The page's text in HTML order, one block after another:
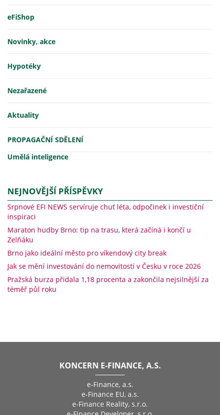
eFiShop
Novinky, akce
Hypotéky
Nezařazené
Aktuality
PROPAGAČNÍ SDĚLENÍ
Umělá inteligence
NEJNOVĚJŠÍ PŘÍSPĚVKY
Srpnové EFI NEWS servíruje chuť léta, odpočinek i investiční
inspiraci
Maraton hudby Brno: tip na trasu, která začíná i končí u
Zelňáku
Brno jako ideální město pro víkendový city break
Jak se mění investování do nemovitostí v Česku v roce 2026
Pražská burza přidala 1,18 procenta a zakončila nejsilnější za
téměř půl roku
KONCERN E-FINANCE, A.S.
e-Finance, a.s.
e-Finance EU, a.s.
e-Finance Reality, s.r.o.